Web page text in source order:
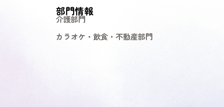
部門情報
介護部門
カラオケ・飲食・不動産部門